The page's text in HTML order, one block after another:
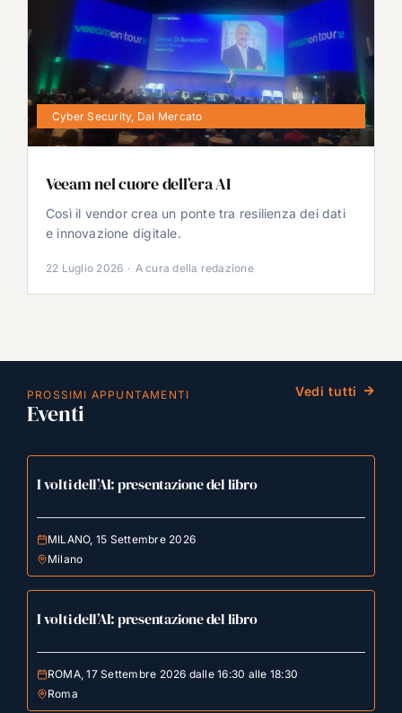
Cyber Security, Dal Mercato
Veeam nel cuore dell’era AI
Così il vendor crea un ponte tra resilienza dei dati
e innovazione digitale.
22 Luglio 2026 · A cura della redazione
PROSSIMI APPUNTAMENTI
Eventi
Vedi tutti
I volti dell’AI: presentazione del libro
MILANO, 15 Settembre 2026
Milano
I volti dell’AI: presentazione del libro
ROMA, 17 Settembre 2026 dalle 16:30 alle 18:30
Roma